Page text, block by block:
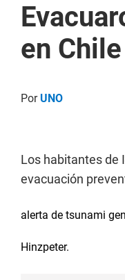
en Chile
PorUNO
Los habitantes de
evacuación
alerta de tsunami
Hinzpeter.